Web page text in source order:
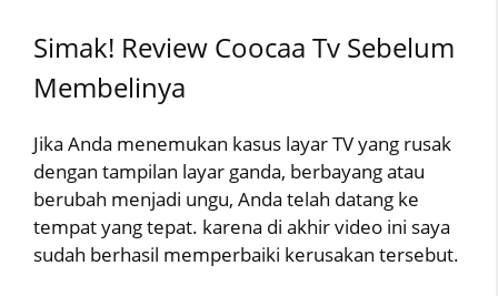
Simak! Review Coocaa Tv Sebelum
Membelinya
Jika Anda menemukan kasus layar TV yang rusak
dengan tampilan layar ganda, berbayang atau
berubah menjadi ungu, Anda telah datang ke
tempat yang tepat. karena di akhir video ini saya
sudah berhasil memperbaiki kerusakan tersebut.